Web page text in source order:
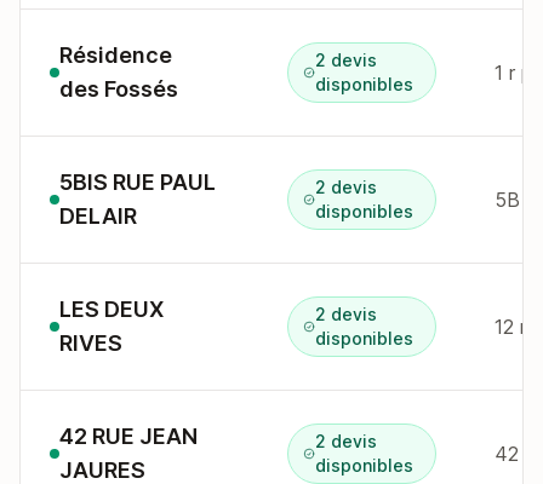
Résidence
des Fossés
2 devis
disponibles
5BIS RUE PAUL
DELAIR
2 devis
disponibles
LES DEUX
RIVES
2 devis
disponibles
42 RUE JEAN
JAURES
2 devis
disponibles